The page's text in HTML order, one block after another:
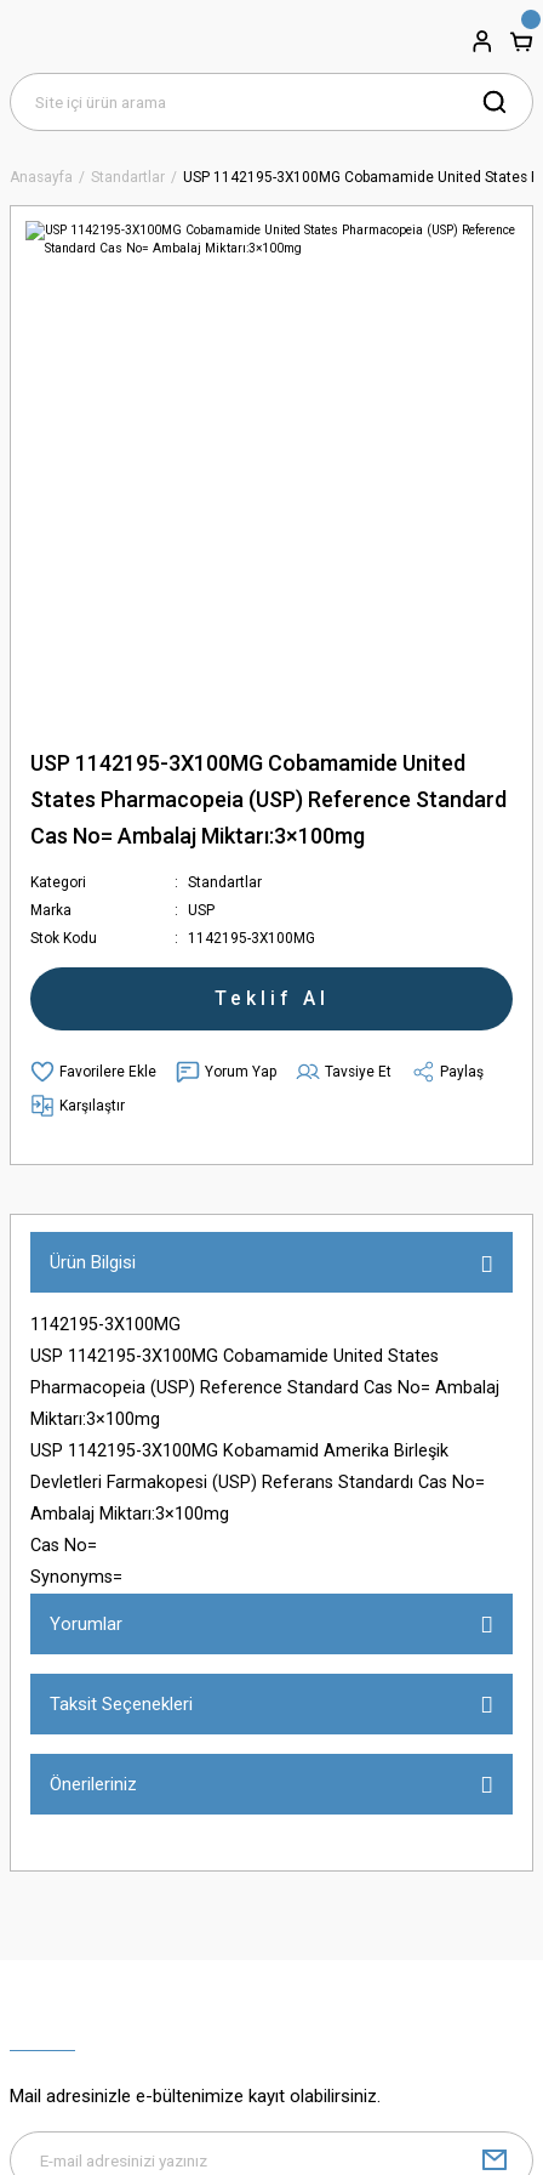
Anasayfa Standartlar USP 1142195-3X100MG Cobamamide United States
USP 1142195-3X100MG Cobamamide United
States Pharmacopeia (USP) Reference Standard
Cas No= Ambalaj Miktarı:3×100mg
Kategori
Standartlar
Marka
USP
Stok Kodu
1142195-3X100MG
Teklif Al
Yorum Yap Tavsiye Et
Paylaş
Karşılaştır
Ürün Bilgisi
1142195-3X100MG
USP 1142195-3X100MG Cobamamide United States
Pharmacopeia (USP) Reference Standard Cas No= Ambalaj
Miktarı:3×100mg
USP 1142195-3X100MG Kobamamid Amerika Birleşik
Devletleri Farmakopesi (USP) Referans Standardı Cas No=
Ambalaj Miktarı:3×100mg
Cas No=
Synonyms=
Yorumlar
Taksit Seçenekleri
Önerileriniz
Ürün açıklamasında eksik bilgiler bulunuyor.
Ürün bilgilerinde hatalar bulunuyor.
Mail adresinizle e-bültenimize kayıt olabilirsiniz.